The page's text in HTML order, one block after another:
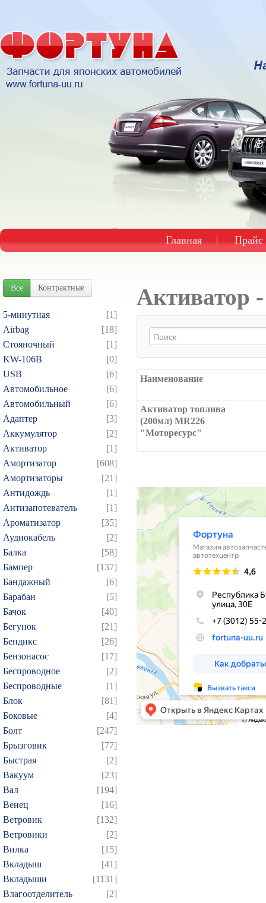
Главная Прайс
Все Контрактные
5-минутная
[1]
Airbag
[18]
Cтояночный
[1]
KW-106B
[0]
USB
[6]
Автомобильное
[6]
Автомобильный
[6]
Адаптер
[3]
Аккумулятор
[2]
Активатор
[1]
Амортизатор
[608]
Амортизаторы
[21]
Антидождь
[1]
Антизапотеватель
[1]
Ароматизатор
[35]
Аудиокабель
[2]
Балка
[58]
Бампер
[137]
Бандажный
[6]
Барабан
[5]
Бачок
[40]
Бегунок
[21]
Бендикс
[26]
Бензонасос
[17]
Беспроводное
[2]
Беспроводные
[1]
Блок
[81]
Боковые
[4]
Болт
[247]
Брызговик
[77]
Быстрая
[2]
Вакуум
[23]
Вал
[194]
Венец
[16]
Ветровик
[132]
Ветровики
[2]
Вилка
[15]
Вкладыш
[41]
Вкладыши
[1131]
Влагоотделитель
[2]
Активатор
Наименование
Активатор топлива
(200мл) MR226
"Моторесурс"